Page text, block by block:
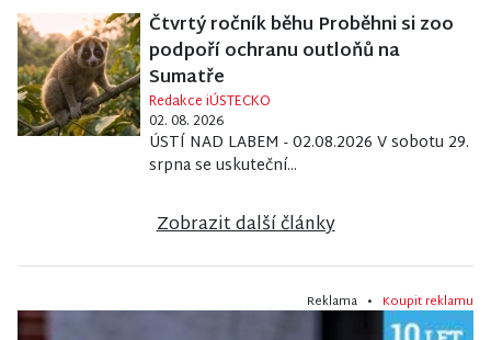
Čtvrtý ročník běhu Proběhni si zoo
podpoří ochranu outloňů na
Sumatře
Redakce iÚSTECKO
02. 08. 2026
ÚSTÍ NAD LABEM - 02.08.2026 V sobotu 29.
srpna se uskuteční...
Zobrazit další články
Reklama • Koupit reklamu